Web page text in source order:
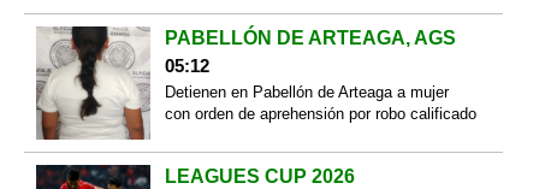
PABELLÓN DE ARTEAGA, AGS
05:12
Detienen en Pabellón de Arteaga a mujer
con orden de aprehensión por robo calificado
LEAGUES CUP 2026